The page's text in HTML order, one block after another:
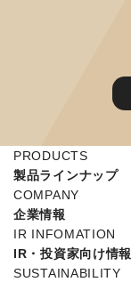
PRODUCTS
製品ラインナップ
COMPANY
企業情報
IR INFOMATION
IR・投資家向け情報
SUSTAINABILITY